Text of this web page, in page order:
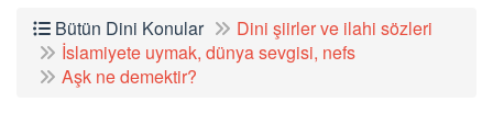
Bütün Dini Konular
Dini şiirler ve ilahi sözleri
İslamiyete uymak, dünya sevgisi, nefs
Aşk ne demektir?